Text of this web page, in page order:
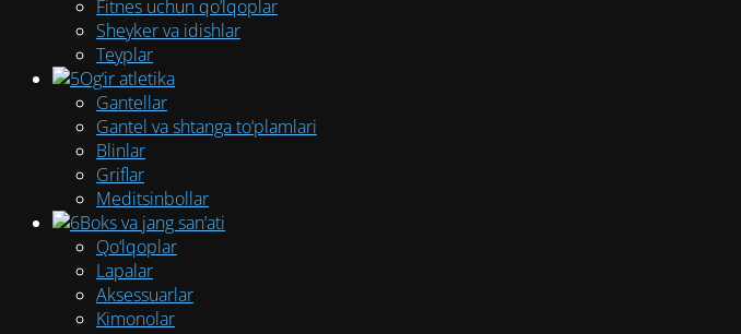
Fitnes uchun qo’lqoplar
Sheyker va idishlar
Teyplar
Og‘ir atletika
Gantellar
Gantel va shtanga to‘plamlari
Blinlar
Griflar
Meditsinbollar
Boks va jang san’ati
Qo‘lqoplar
Lapalar
Aksessuarlar
Kimonolar